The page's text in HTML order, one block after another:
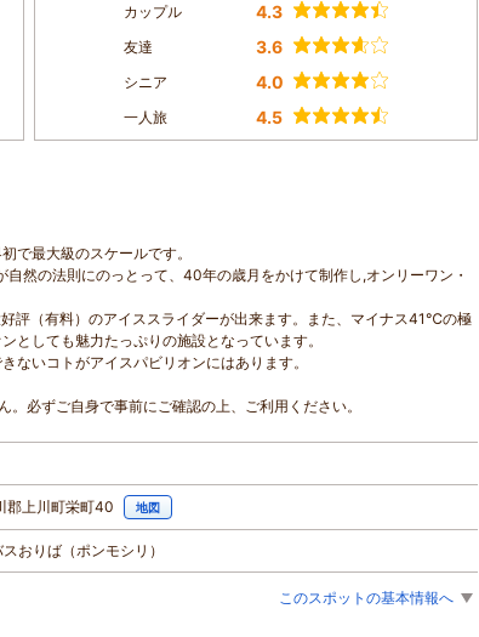
カップル 4.3
友達 3.6
シニア 4.0
一人旅 4.5
で最大級のスケールです。
然の法則にのっとって、40年の歳月をかけて制作し,オンリーワン・
評（有料）のアイススライダーが出来ます。また、マイナス41℃の極
としても魅力たっぷりの施設となっています。
ないコトがアイスパビリオンにはあります。
必ずご自身で事前にご確認の上、ご利用ください。
上川町栄町40 地図
おりば（ポンモシリ）
このスポットの基本情報へ